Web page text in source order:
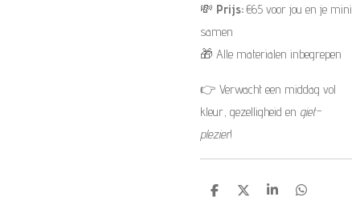
💸 Prijs:€65 voor jou en je mini
samen
🎁 Alle materialen inbegrepen
👉 Verwacht een middag vol
kleur, gezelligheid en giet-
plezier!
D
D
S
D